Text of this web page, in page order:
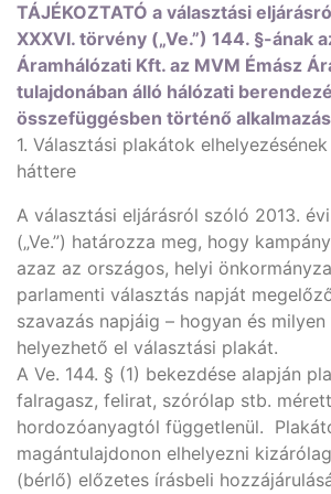
TÁJÉKOZTATÓ a választási
XXXVI. törvény („Ve.”) 144. §-ának
Áramhálózati Kft. az MVM Émász
tulajdonában álló hálózati
összefüggésben történő
1. Választási plakátok
háttere
A választási eljárásról szóló 2013.
(„Ve.”) határozza meg, hogy
azaz az országos, helyi
parlamenti választás napját
szavazás napjáig – hogyan és
helyezhető el választási plakát.
A Ve. 144. § (1) bekezdése alapján
falragasz, felirat, szórólap stb.
hordozóanyagtól függetlenül.
magántulajdonon elhelyezni
(bérlő) előzetes írásbeli